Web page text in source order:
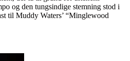
og den tungsindige stemning stod i
til Muddy Waters’ “Minglewood